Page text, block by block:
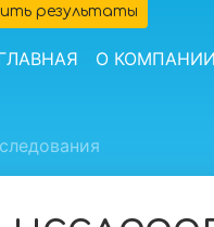
результаты
О КОМПАНИИ